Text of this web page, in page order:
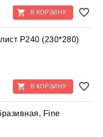
В КОРЗИНУ
Р240 (230*280)
В КОРЗИНУ
Fine